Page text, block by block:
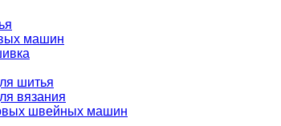
машин
шитья
вязания
швейных машин